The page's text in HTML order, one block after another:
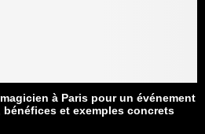
à Paris pour un événement
bénéfices et exemples concrets